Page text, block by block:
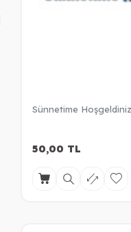
Sünnetime
50,00 TL